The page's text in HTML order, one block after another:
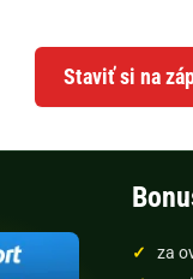
Staviť si na
za